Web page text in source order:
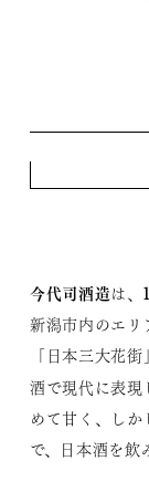
今代司酒造は、
新潟市内のエリ
「日本三大花
酒で現代に表現
めて甘く、し
で、日本酒を飲